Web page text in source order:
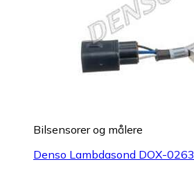
Bilsensorer og målere
Denso Lambdasond DOX-0263